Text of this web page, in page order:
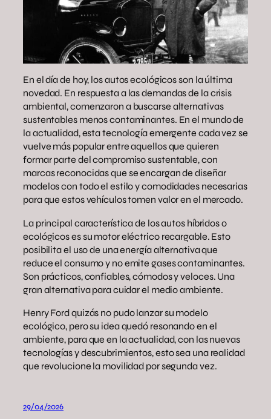
En el día de hoy, los autos ecológicos son la última
novedad. En respuesta a las demandas de la crisis
ambiental, comenzaron a buscarse alternativas
sustentables menos contaminantes. En el mundo de
la actualidad, esta tecnología emergente cada vez se
vuelve más popular entre aquellos que quieren
formar parte del compromiso sustentable, con
marcas reconocidas que se encargan de diseñar
modelos con todo el estilo y comodidades necesarias
para que estos vehículos tomen valor en el mercado.
La principal característica de los autos híbridos o
ecológicos es su motor eléctrico recargable. Esto
posibilita el uso de una energía alternativa que
reduce el consumo y no emite gases contaminantes.
Son prácticos, confiables, cómodos y veloces. Una
gran alternativa para cuidar el medio ambiente.
Henry Ford quizás no pudo lanzar su modelo
ecológico, pero su idea quedó resonando en el
ambiente, para que en la actualidad, con las nuevas
tecnologías y descubrimientos, esto sea una realidad
que revolucione la movilidad por segunda vez.
29/04/2026